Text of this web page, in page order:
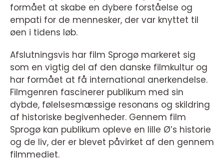
formået at skabe en dybere forståelse og
empati for de mennesker, der var knyttet til
øen i tidens løb.
Afslutningsvis har film Sprogø markeret sig
som en vigtig del af den danske filmkultur og
har formået at få international anerkendelse.
Filmgenren fascinerer publikum med sin
dybde, følelsesmæssige resonans og skildring
af historiske begivenheder. Gennem film
Sprogø kan publikum opleve en lille Ø’s historie
og de liv, der er blevet påvirket af den gennem
filmmediet.